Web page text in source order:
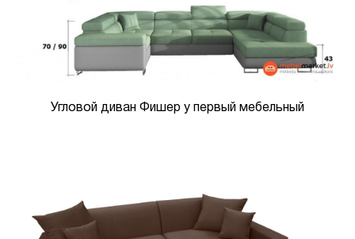
Угловой диван Фишер у первый мебельный